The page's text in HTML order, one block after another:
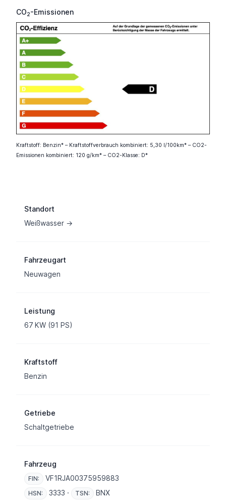
CO2-Emissionen
Kraftstoff: Benzin* – Kraftstoffverbrauch kombiniert: 5,30 l/100km* – CO2-
Emissionen kombiniert: 120 g/km* – CO2-Klasse: D*
Standort
Weißwasser →
Fahrzeugart
Neuwagen
Leistung
67 KW (91 PS)
Kraftstoff
Benzin
Getriebe
Schaltgetriebe
Fahrzeug
FIN: VF1RJA00375959883
HSN: 3333 · TSN: BNX